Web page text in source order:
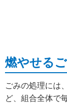
燃やせる
ごみの処理には
ど、組合全体で